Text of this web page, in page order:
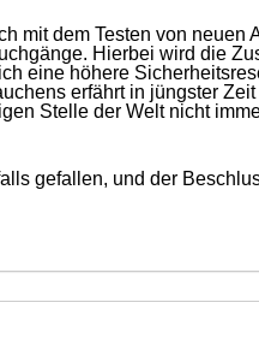
mit dem Testen von
Hierbei wird die
eine höhere
erfährt in jüngster
Stelle der Welt nicht
gefallen, und der